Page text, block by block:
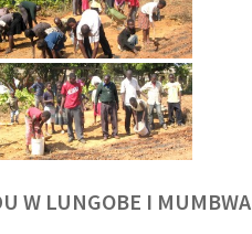
W LUNGOBE I MUMBWA